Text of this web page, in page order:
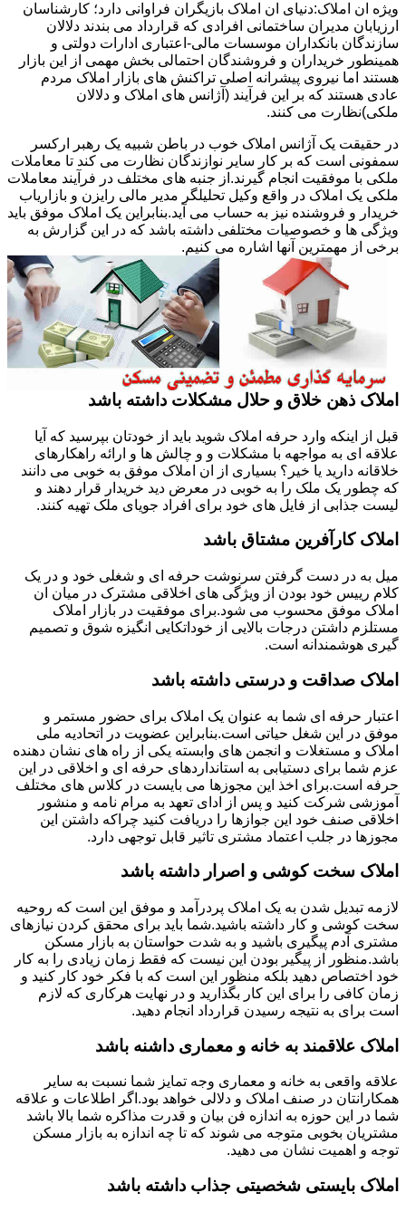
ویژه ان املاک:دنیای ان املاک بازیگران فراوانی دارد؛ کارشناسان
ارزیابان مدیران ساختمانی افرادی که قرارداد می بندند دلالان
سازندگان بانکداران موسسات مالی-اعتباری ادارات دولتی و
همینطور خریداران و فروشندگان احتمالی بخش مهمی از این بازار
هستند اما نیروی پیشرانه اصلی تراکنش های بازار املاک مردم
عادی هستند که بر این فرآیند (آژانس های املاک و دلالان
ملکی)نظارت می کنند.
در حقیقت یک آژانس املاک خوب در باطن شبیه یک رهبر ارکسر
سمفونی است که بر کار سایر نوازندگان نظارت می کند تا معاملات
ملکی با موفقیت انجام گیرند.از جنبه های مختلف در فرآیند معاملات
ملکی یک املاک در واقع وکیل تحلیلگر مدیر مالی رایزن و بازاریاب
خریدار و فروشنده نیز به حساب می آید.بنابراین یک املاک موفق باید
ویژگی ها و خصوصیات مختلفی داشته باشد که در این گزارش به
برخی از مهمترین آنها اشاره می کنیم.
املاک ذهن خلاق و حلال مشکلات داشته باشد
قبل از اینکه وارد حرفه املاک شوید باید از خودتان بپرسید که آیا
علاقه ای به مواجهه با مشکلات و و چالش ها و ارائه راهکارهای
خلاقانه دارید یا خیر؟ بسیاری از ان املاک موفق به خوبی می دانند
که چطور یک ملک را به خوبی در معرض دید خریدار قرار دهند و
لیست جذابی از فایل های خود برای افراد جویای ملک تهیه کنند.
املاک کارآفرین مشتاق باشد
میل به در دست گرفتن سرنوشت حرفه ای و شغلی خود و در یک
کلام رییس خود بودن از ویژگی های اخلاقی مشترک در میان ان
املاک موفق محسوب می شود.برای موفقیت در بازار املاک
مستلزم داشتن درجات بالایی از خوداتکایی انگیزه شوق و تصمیم
گیری هوشمندانه است.
املاک صداقت و درستی داشته باشد
اعتبار حرفه ای شما به عنوان یک املاک برای حضور مستمر و
موفق در این شغل حیاتی است.بنابراین عضویت در اتحادیه ملی
املاک و مستغلات و انجمن های وابسته یکی از راه های نشان دهنده
عزم شما برای دستیابی به استانداردهای حرفه ای و اخلاقی در این
حرفه است.برای اخذ این مجوزها می بایست در کلاس های مختلف
آموزشی شرکت کنید و پس از ادای تعهد به مرام نامه و منشور
اخلاقی صنف خود این جوازها را دریافت کنید چراکه داشتن این
مجوزها در جلب اعتماد مشتری تاثیر قابل توجهی دارد.
املاک سخت کوشی و اصرار داشته باشد
لازمه تبدیل شدن به یک املاک پردرآمد و موفق این است که روحیه
سخت کوشی و کار داشته باشید.شما باید برای محقق کردن نیازهای
مشتری آدم پیگیری باشید و به شدت حواستان به بازار مسکن
باشد.منظور از پیگیر بودن این نیست که فقط زمان زیادی را به کار
خود اختصاص دهید بلکه منظور این است که با فکر خود کار کنید و
زمان کافی را برای این کار بگذارید و در نهایت هرکاری که لازم
است برای به نتیجه رسیدن قرارداد انجام دهید.
املاک علاقمند به خانه و معماری داشنه باشد
علاقه واقعی به خانه و معماری وجه تمایز شما نسبت به سایر
همکارانتان در صنف املاک و دلالی خواهد بود.اگر اطلاعات و علاقه
شما در این حوزه به اندازه فن بیان و قدرت مذاکره شما بالا باشد
مشتریان بخوبی متوجه می شوند که تا چه اندازه به بازار مسکن
توجه و اهمیت نشان می دهید.
املاک بایستی شخصیتی جذاب داشته باشد